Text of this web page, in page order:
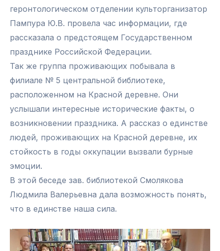
геронтологическом отделении культорганизатор
Пампура Ю.В. провела час информации, где
рассказала о предстоящем Государственном
празднике Российской Федерации.
Так же группа проживающих побывала в
филиале № 5 центральной библиотеке,
расположенном на Красной деревне. Они
услышали интересные исторические факты, о
возникновении праздника. А рассказ о единстве
людей, проживающих на Красной деревне, их
стойкость в годы оккупации вызвали бурные
эмоции.
В этой беседе зав. библиотекой Смолякова
Людмила Валерьевна дала возможность понять,
что в единстве наша сила.